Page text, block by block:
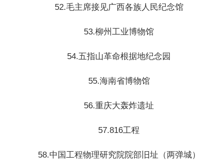
52.毛主席接见广西各族人民纪念馆
53.柳州工业博物馆
54.五指山革命根据地纪念园
55.海南省博物馆
56.重庆大轰炸遗址
57.816工程
58.中国工程物理研究院院部旧址（两弹城）